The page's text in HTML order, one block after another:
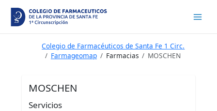
contenido
Colegio de Farmacéuticos de Santa Fe 1 Circ.
Farmageomap
Farmacias MOSCHEN
MOSCHEN
Servicios